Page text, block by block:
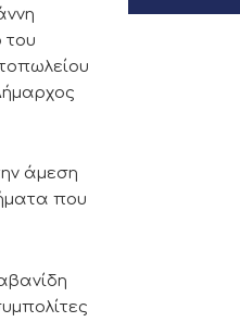
του
άμεση
που